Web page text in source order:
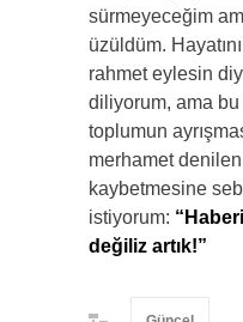
sürmeyeceğim
üzüldüm.
rahmet eylesin
diliyorum, ama
toplumun
merhamet
kaybetmesine
istiyorum:
değiliz artık!”